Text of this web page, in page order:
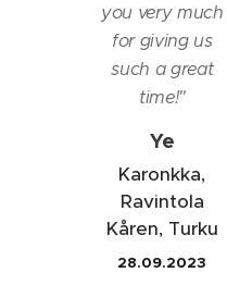
you very much
for giving us
such a great
time!"
Ye
Karonkka,
Ravintola
Kåren, Turku
28.09.2023